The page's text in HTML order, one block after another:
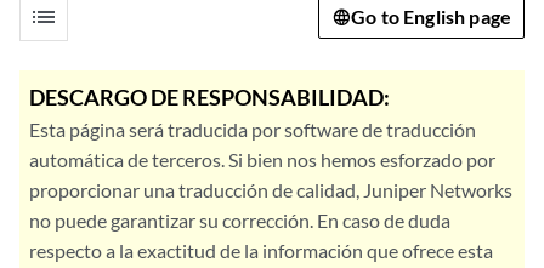
list Go to English page
DESCARGO DE RESPONSABILIDAD:
Esta página será traducida por software de traducción
automática de terceros. Si bien nos hemos esforzado por
proporcionar una traducción de calidad, Juniper Networks
no puede garantizar su corrección. En caso de duda
respecto a la exactitud de la información que ofrece esta